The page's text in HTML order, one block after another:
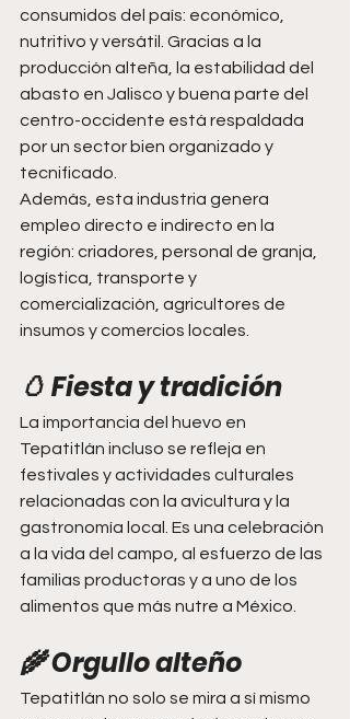
consumidos del país: económico,
nutritivo y versátil. Gracias a la
producción alteña, la estabilidad del
abasto en Jalisco y buena parte del
centro-occidente está respaldada
por un sector bien organizado y
tecnificado.
Además, esta industria genera
empleo directo e indirecto en la
región: criadores, personal de granja,
logística, transporte y
comercialización, agricultores de
insumos y comercios locales.
🥚 Fiesta y tradición
La importancia del huevo en
Tepatitlán incluso se refleja en
festivales y actividades culturales
relacionadas con la avicultura y la
gastronomía local. Es una celebración
a la vida del campo, al esfuerzo de las
familias productoras y a uno de los
alimentos que más nutre a México.
🌾 Orgullo alteño
Tepatitlán no solo se mira a sí mismo